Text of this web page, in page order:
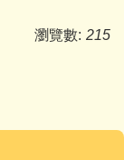
瀏覽數: 215